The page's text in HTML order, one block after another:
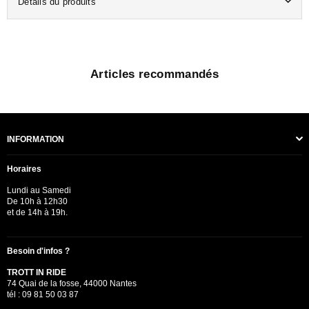
Articles recommandés
INFORMATION
Horaires
Lundi au Samedi
De 10h à 12h30
et de 14h à 19h.
Besoin d'infos ?
TROTT IN RIDE
74 Quai de la fosse, 44000 Nantes
tél : 09 81 50 03 87